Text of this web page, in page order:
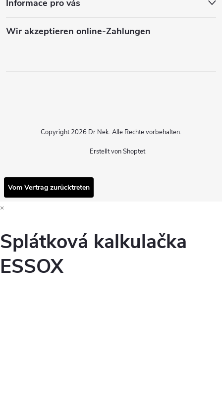
Informace pro vás
Wir akzeptieren online-Zahlungen
Erstellt von Shoptet
Copyright 2026 Dr Nek. Alle Rechte vorbehalten.
Vom Vertrag zurücktreten
×
Splátková kalkulačka
ESSOX